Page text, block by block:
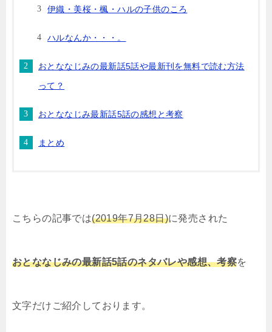
伊織・美桜・楓・ハルの子供のころ
ハルなんか・・・。
おとななじみの最新話5話や最新刊を無料で読む方法
って？
おとななじみ最新話5話の感想と考察
まとめ
こちらの記事では(2019年7月28日)に発売された
おとななじみの最新話5話のネタバレや感想、考察を
文字だけご紹介しております。